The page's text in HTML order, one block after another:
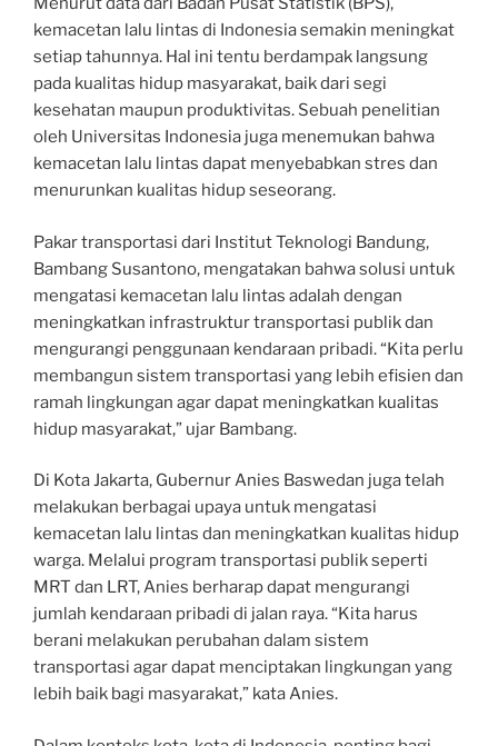
kemacetan lalu lintas di Indonesia semakin meningkat
setiap tahunnya. Hal ini tentu berdampak langsung
pada kualitas hidup masyarakat, baik dari segi
kesehatan maupun produktivitas. Sebuah penelitian
oleh Universitas Indonesia juga menemukan bahwa
kemacetan lalu lintas dapat menyebabkan stres dan
menurunkan kualitas hidup seseorang.
Pakar transportasi dari Institut Teknologi Bandung,
Bambang Susantono, mengatakan bahwa solusi untuk
mengatasi kemacetan lalu lintas adalah dengan
meningkatkan infrastruktur transportasi publik dan
mengurangi penggunaan kendaraan pribadi. “Kita perlu
membangun sistem transportasi yang lebih efisien dan
ramah lingkungan agar dapat meningkatkan kualitas
hidup masyarakat,” ujar Bambang.
Di Kota Jakarta, Gubernur Anies Baswedan juga telah
melakukan berbagai upaya untuk mengatasi
kemacetan lalu lintas dan meningkatkan kualitas hidup
warga. Melalui program transportasi publik seperti
MRT dan LRT, Anies berharap dapat mengurangi
jumlah kendaraan pribadi di jalan raya. “Kita harus
berani melakukan perubahan dalam sistem
transportasi agar dapat menciptakan lingkungan yang
lebih baik bagi masyarakat,” kata Anies.